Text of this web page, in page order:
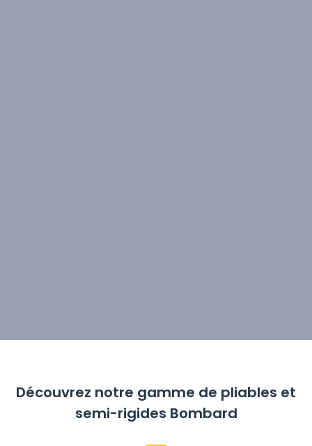
Découvrez notre gamme de pliables et
semi-rigides Bombard